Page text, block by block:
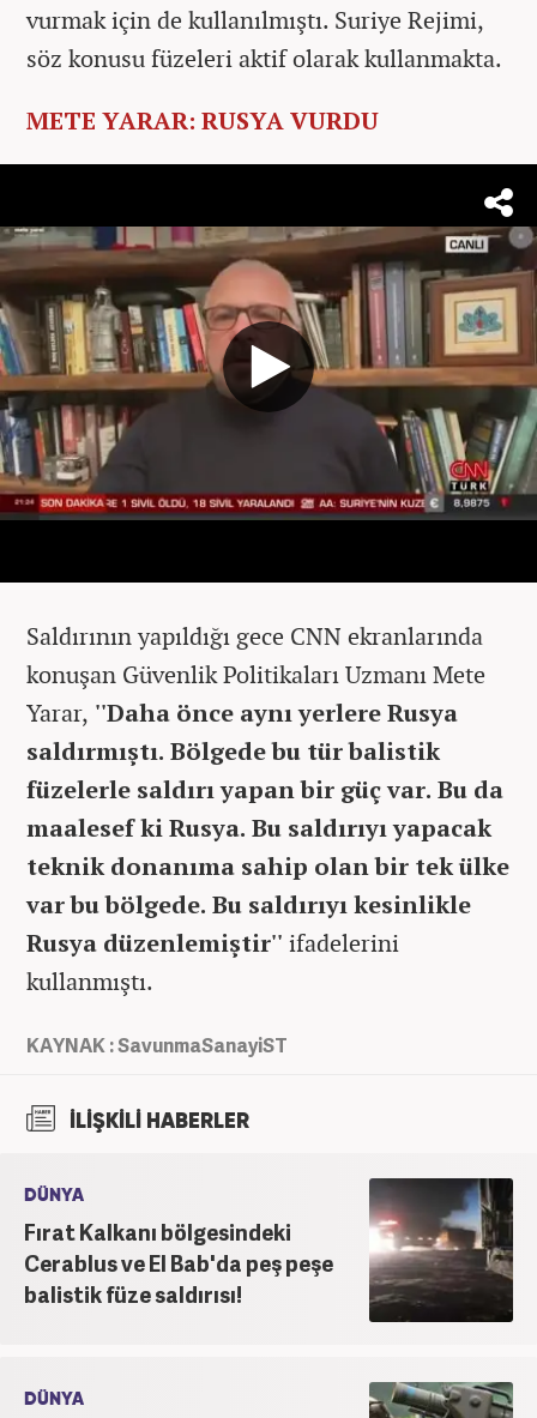
vurmak için de kullanılmıştı. Suriye Rejimi,
söz konusu füzeleri aktif olarak kullanmakta.
METE YARAR: RUSYA VURDU
Saldırının yapıldığı gece CNN ekranlarında
konuşan Güvenlik Politikaları Uzmanı Mete
Yarar, ''Daha önce aynı yerlere Rusya
saldırmıştı. Bölgede bu tür balistik
füzelerle saldırı yapan bir güç var. Bu da
maalesef ki Rusya. Bu saldırıyı yapacak
teknik donanıma sahip olan bir tek ülke
var bu bölgede. Bu saldırıyı kesinlikle
Rusya düzenlemiştir'' ifadelerini
kullanmıştı.
KAYNAK : SavunmaSanayiST
İLİŞKİLİ HABERLER
DÜNYA
Fırat Kalkanı bölgesindeki
Cerablus ve El Bab'da peş peşe
balistik füze saldırısı!
DÜNYA